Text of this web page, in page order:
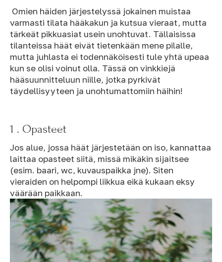
Omien häiden järjestelyssä jokainen muistaa
varmasti tilata hääkakun ja kutsua vieraat, mutta
tärkeät pikkuasiat usein unohtuvat. Tällaisissa
tilanteissa häät eivät tietenkään mene pilalle,
mutta juhlasta ei todennäköisesti tule yhtä upeaa
kun se olisi voinut olla. Tässä on vinkkiejä
hääsuunnitteluun niille, jotka pyrkivät
täydellisyyteen ja unohtumattomiin häihin!
1 . Opasteet
Jos alue, jossa häät järjestetään on iso, kannattaa
laittaa opasteet siitä, missä mikäkin sijaitsee
(esim. baari, wc, kuvauspaikka jne). Siten
vieraiden on helpompi liikkua eikä kukaan eksy
väärään paikkaan.